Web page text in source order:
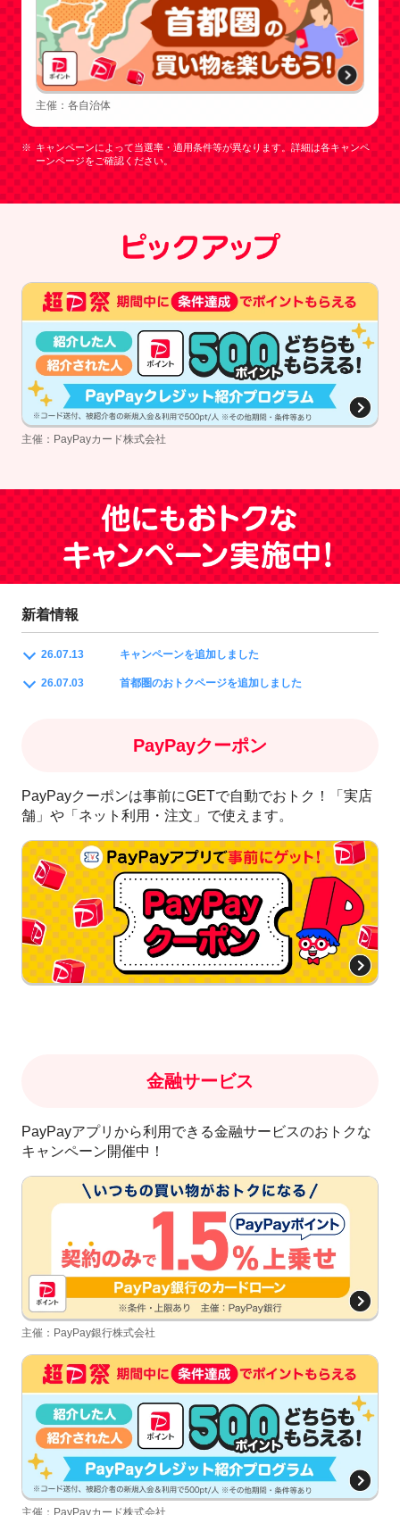
主催：各自治体
キャンペーンによって当選率・適用条件等が異なります。詳細は各キャンペ
ーンページをご確認ください。
主催：PayPayカード株式会社
新着情報
26.07.13 キャンペーンを追加しました
26.07.03 首都圏のおトクページを追加しました
PayPayクーポン
PayPayクーポンは事前にGETで自動でおトク！「実店
舗」や「ネット利用・注文」で使えます。
金融サービス
PayPayアプリから利用できる金融サービスのおトクな
キャンペーン開催中！
主催：PayPay銀行株式会社
主催：PayPayカード株式会社